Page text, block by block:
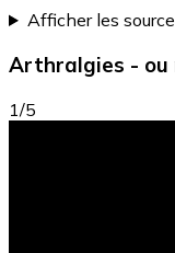
Afficher les
Arthralgies -
1/5